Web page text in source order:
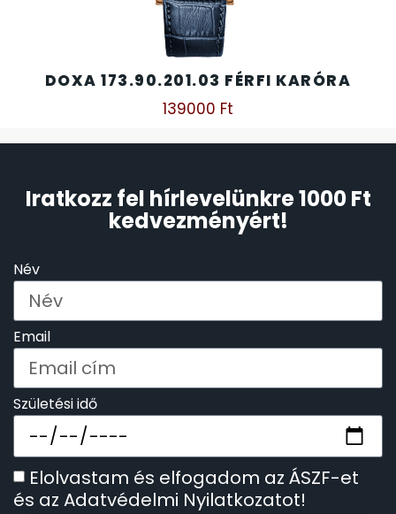
DOXA 173.90.201.03 FÉRFI KARÓRA
139000 Ft
Iratkozz fel hírlevelünkre 1000 Ft
kedvezményért!
Név
Email
Születési idő
Elolvastam és elfogadom az ÁSZF-et
és az Adatvédelmi Nyilatkozatot!